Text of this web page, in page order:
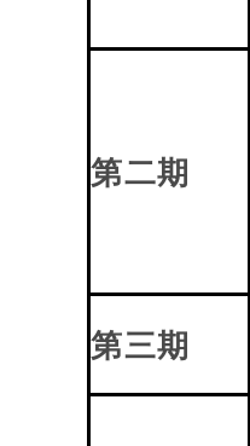
第二期
第三期